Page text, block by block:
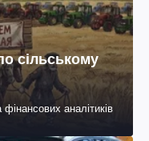
сільському
аналітиків